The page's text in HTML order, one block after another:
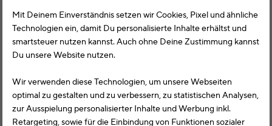
Mit Deinem Einverständnis setzen wir Cookies, Pixel und ähnliche
Technologien ein, damit Du personalisierte Inhalte erhältst und
smartsteuer nutzen kannst. Auch ohne Deine Zustimmung kannst
Du unsere Website nutzen.
Wir verwenden diese Technologien, um unsere Webseiten
optimal zu gestalten und zu verbessern, zu statistischen Analysen,
zur Ausspielung personalisierter Inhalte und Werbung inkl.
Retargeting, sowie für die Einbindung von Funktionen sozialer
Auf dieser Seite findest Du alle
Informationen zum Finanzamt Bautzen,
Wendischer Graben 3, 02625, Bautzen
Das Finanzamt Bautzen (Sachsen) hilft Dir bei allen
Belangen rund um die Steuererklärung. Auf dieser Seite